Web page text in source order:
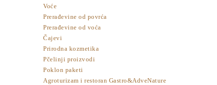
Voće
Prerađevine od povrća
Prerađevine od voća
Čajevi
Prirodna kozmetika
Pčelinji proizvodi
Poklon paketi
Agroturizam i restoran Gastro&AdveNature